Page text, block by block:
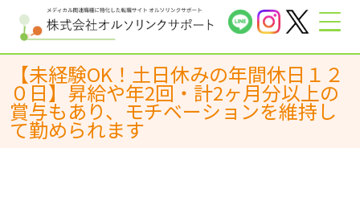
【未経験OK！土日休みの年間休日１２
０日】昇給や年2回・計2ヶ月分以上の
賞与もあり、モチベーションを維持し
て勤められます